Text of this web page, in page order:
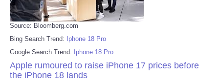
Source: Bloomberg.com
Bing Search Trend: Iphone 18 Pro
Google Search Trend: Iphone 18 Pro
Apple rumoured to raise iPhone 17 prices before
the iPhone 18 lands